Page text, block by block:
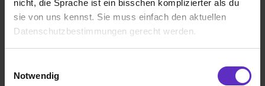
nicht, die Sprache ist ein bisschen komplizierter als du
sie von uns kennst. Sie muss einfach den aktuellen
Datenschutzbestimmungen gerecht werden.
Notwendig
Wusstest du schon, dass...
bedeutet, Sie durchlaufen viele verschiedene Bereiche,
können Ihre Stärken herausfinden und müssen sich nicht